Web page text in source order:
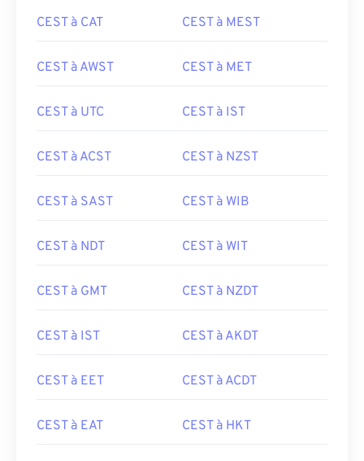
CEST à CAT CEST à MEST
CEST à AWST CEST à MET
CEST à UTC CEST à IST
CEST à ACST CEST à NZST
CEST à SAST CEST à WIB
CEST à NDT CEST à WIT
CEST à GMT CEST à NZDT
CEST à IST CEST à AKDT
CEST à EET CEST à ACDT
CEST à EAT CEST à HKT